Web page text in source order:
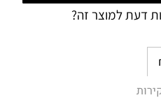
דעת למוצר זה?